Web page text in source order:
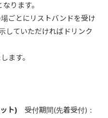
ります。
ごとにリストバンドを受け
していただければドリンク
ます。
ト) 受付期間(先着受付)：